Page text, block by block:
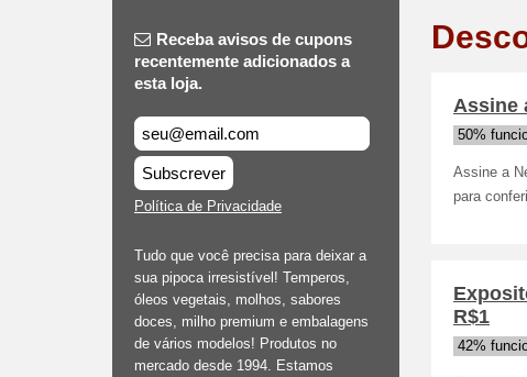
Receba avisos de cupons
recentemente adicionados a
esta loja.
Subscrever
Política de Privacidade
Tudo que você precisa para deixar a
sua pipoca irresistível! Temperos,
óleos vegetais, molhos, sabores
doces, milho premium e embalagens
de vários modelos! Produtos no
mercado desde 1994. Estamos
Assine
50%
Assine a
para
R$1
42%